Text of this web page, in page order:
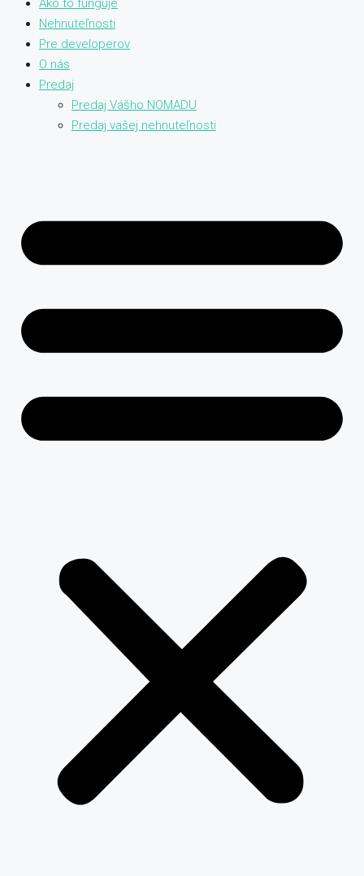
Ako to funguje
Nehnuteľnosti
Pre developerov
O nás
Predaj
Predaj Vášho NOMADU
Predaj vašej nehnuteľnosti